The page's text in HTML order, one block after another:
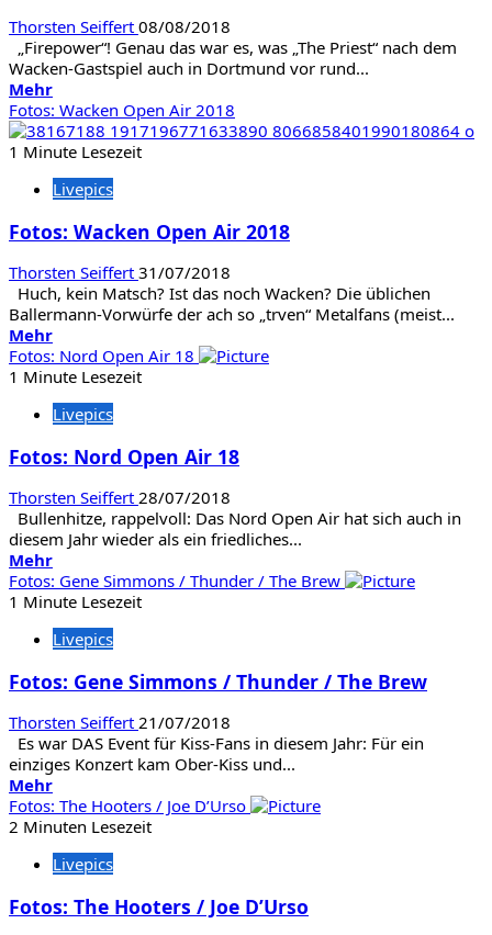
Thorsten Seiffert 08/08/2018
„Firepower“! Genau das war es, was „The Priest“ nach dem
Wacken-Gastspiel auch in Dortmund vor rund...
MehrMehr
Informationen
über
Fotos:
Priest
Uriah
Fotos: Wacken Open Air 2018
1 Minute Lesezeit
Livepics
Fotos: Wacken Open Air 2018
Thorsten Seiffert 31/07/2018
Huch, kein Matsch? Ist das noch Wacken? Die üblichen
Ballermann-Vorwürfe der ach so „trven“ Metalfans (meist...
MehrMehr
Informationen
über
Wacken
Air
Fotos: Nord Open Air 18
1 Minute Lesezeit
Livepics
Fotos: Nord Open Air 18
Thorsten Seiffert 28/07/2018
Bullenhitze, rappelvoll: Das Nord Open Air hat sich auch in
diesem Jahr wieder als ein friedliches...
MehrMehr
Informationen
über
Nord
Air
Fotos: Gene Simmons / Thunder / The Brew
1 Minute Lesezeit
Livepics
Fotos: Gene Simmons / Thunder / The Brew
Thorsten Seiffert 21/07/2018
Es war DAS Event für Kiss-Fans in diesem Jahr: Für ein
einziges Konzert kam Ober-Kiss und...
MehrMehr
Informationen
über
Gene
/
Fotos: The Hooters / Joe D’Urso
2 Minuten Lesezeit
Livepics
Fotos: The Hooters / Joe D’Urso